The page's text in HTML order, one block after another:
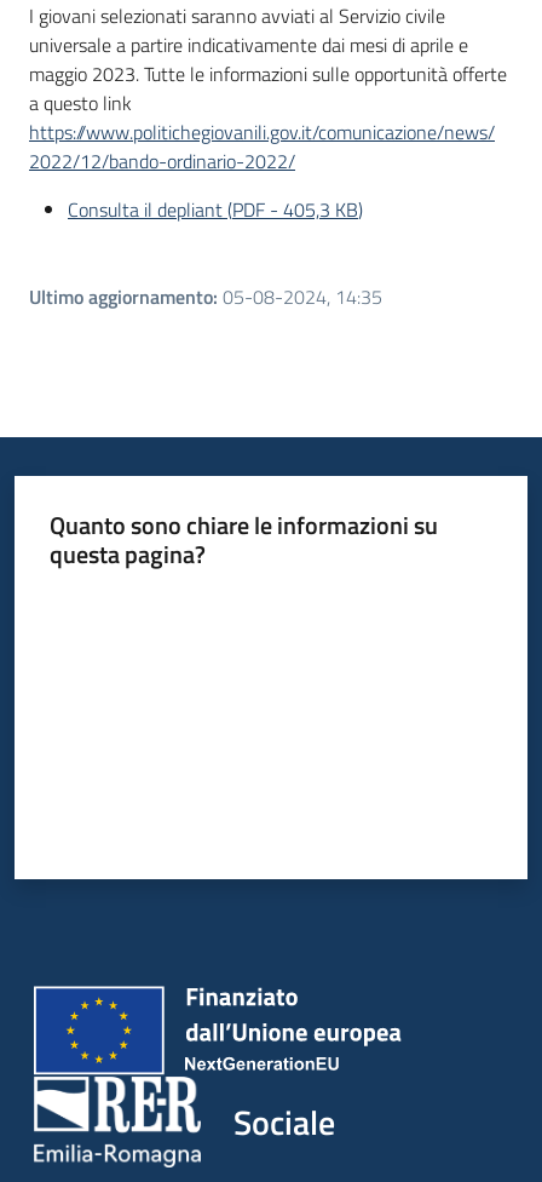
I giovani selezionati saranno avviati al Servizio civile
universale a partire indicativamente dai mesi di aprile e
maggio 2023. Tutte le informazioni sulle opportunità offerte
a questo link
https://www.politichegiovanili.gov.it/comunicazione/news/
2022/12/bando-ordinario-2022/
Consulta il depliant(PDF - 405,3 KB)
Ultimo aggiornamento: 05-08-2024, 14:35
Quanto sono chiare le informazioni su
questa pagina?
Sociale